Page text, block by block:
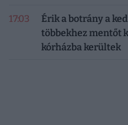
17:03
Érik a botrány a
többekhez mentőt
kórházba kerültek